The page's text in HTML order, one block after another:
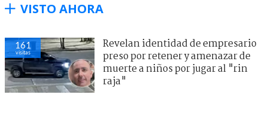
VISTO AHORA
161
visitas
Revelan identidad de empresario
preso por retener y amenazar de
muerte a niños por jugar al "rin
raja"